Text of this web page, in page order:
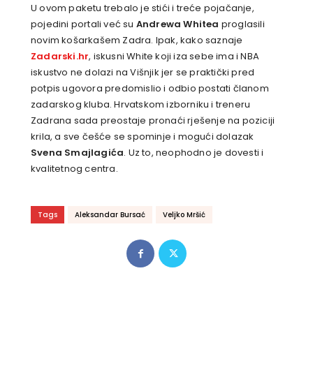
U ovom paketu trebalo je stići i treće pojačanje,
pojedini portali već su Andrewa Whitea proglasili
novim košarkašem Zadra. Ipak, kako saznaje
Zadarski.hr, iskusni White koji iza sebe ima i NBA
iskustvo ne dolazi na Višnjik jer se praktički pred
potpis ugovora predomislio i odbio postati članom
zadarskog kluba. Hrvatskom izborniku i treneru
Zadrana sada preostaje pronaći rješenje na poziciji
krila, a sve češće se spominje i mogući dolazak
Svena Smajlagića. Uz to, neophodno je dovesti i
kvalitetnog centra.
Tags Aleksandar Bursać Veljko Mršić